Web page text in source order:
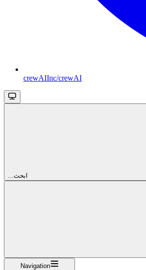
crewAIInc/crewAI
...ابحث
Navigation